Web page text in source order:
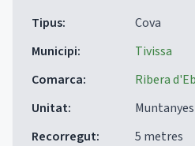
Tipus:
Cova
Municipi:
Tivissa
Comarca:
Ribera
Unitat:
Recorregut:
5 metres